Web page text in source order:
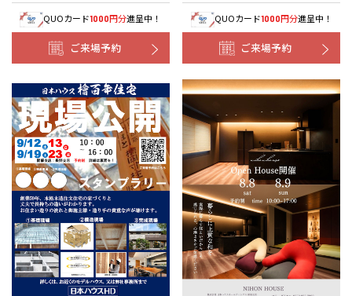
QUOカード1000円分進呈中！
ご来場予約
QUOカード1000円分進呈中！
ご来場予約